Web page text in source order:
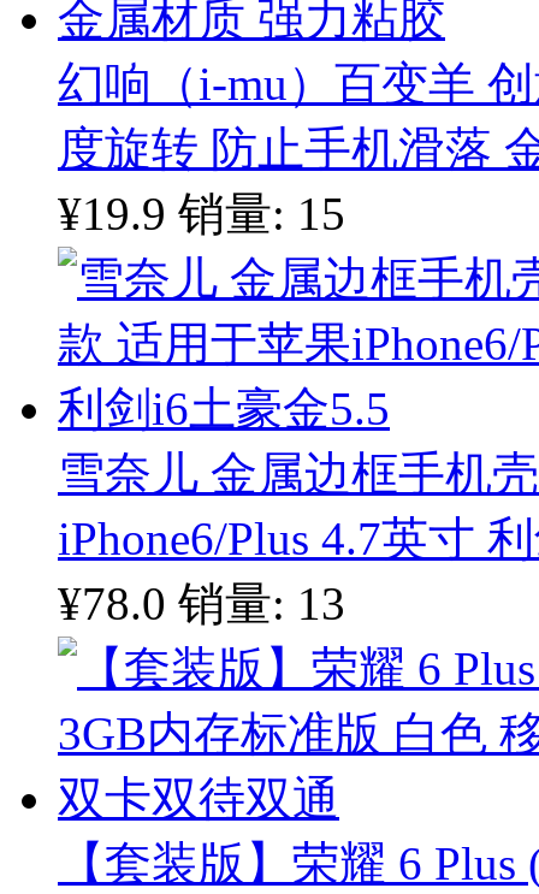
幻响（i-mu）百变羊
度旋转 防止手机滑落
¥19.9 销量: 15
雪奈儿 金属边框手机
iPhone6/Plus 4.7英寸
¥78.0 销量: 13
【套装版】荣耀 6